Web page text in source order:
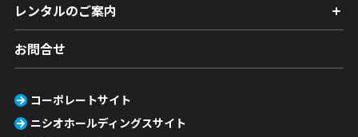
レンタルのご案内
お問合せ
コーポレートサイト
ニシオホールディングスサイト